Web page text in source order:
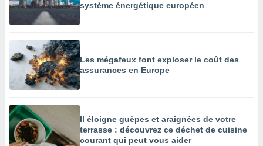
système énergétique européen
Les mégafeux font exploser le coût des
assurances en Europe
Il éloigne guêpes et araignées de votre
terrasse : découvrez ce déchet de cuisine
courant qui peut vous aider